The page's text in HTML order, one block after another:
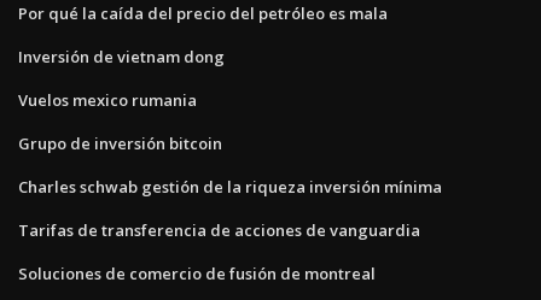
Por qué la caída del precio del petróleo es mala
Inversión de vietnam dong
Vuelos mexico rumania
Grupo de inversión bitcoin
Charles schwab gestión de la riqueza inversión mínima
Tarifas de transferencia de acciones de vanguardia
Soluciones de comercio de fusión de montreal